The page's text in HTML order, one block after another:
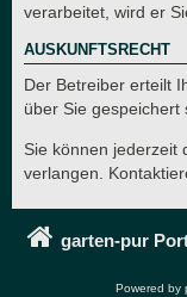
verarbeitet, wird er
AUSKUNFTSRECHT
Der Betreiber erteilt
über Sie gespeichert
Sie können jederzeit
verlangen.
garten-pur
Powered by